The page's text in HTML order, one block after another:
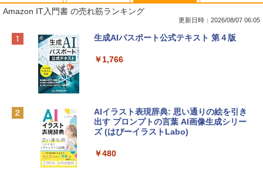
Apple 2026 MacBook Neo A18 Proチッ
e Intelligence、Liquid Retinaディスプ
￥162,598
tomtoc 360°保護 15.6 16インチ パソコ
Robloxギフトカード - 800 Robux 【限
インゲームコード】 ロブロックス | オン
Microsoft Office Home & Business 202
4(最新 永続版)|オンラインコード版|Wind
Amazon IT入門書 の売れ筋ランキング
更新日時：2026/08/07 06:05
生成AIパスポート公式テキスト 第４版
￥1,766
AIイラスト表現辞典: 思い通りの絵を引き
出す プロンプトの言葉 AI画像生成シリー
ズ (はぴーイラストLabo)
￥480